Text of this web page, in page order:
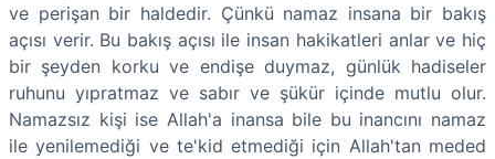
ve perişan bir haldedir. Çünkü namaz insana bir bakış
açısı verir. Bu bakış açısı ile insan hakikatleri anlar ve hiç
bir şeyden korku ve endişe duymaz, günlük hadiseler
ruhunu yıpratmaz ve sabır ve şükür içinde mutlu olur.
Namazsız kişi ise Allah'a inansa bile bu inancını namaz
ile yenilemediği ve te'kid etmediği için Allah'tan meded